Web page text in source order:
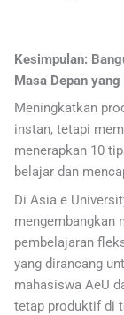
Kesimpulan:
Masa Depan
Meningkatkan
instan, tetapi
menerapkan 10
belajar dan
Di Asia e
mengembangkan
pembelajaran
yang dirancang
mahasiswa AeU
tetap produktif di